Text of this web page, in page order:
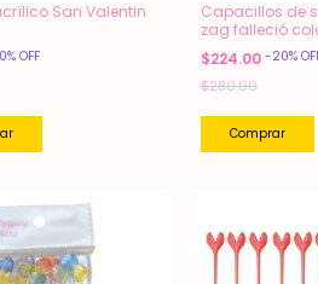
San Valentin
% OFF
Capacillos de
zag falleció
$224.00 -20%
$280.00